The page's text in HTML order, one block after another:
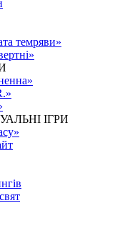
темряви»
ІГРИ